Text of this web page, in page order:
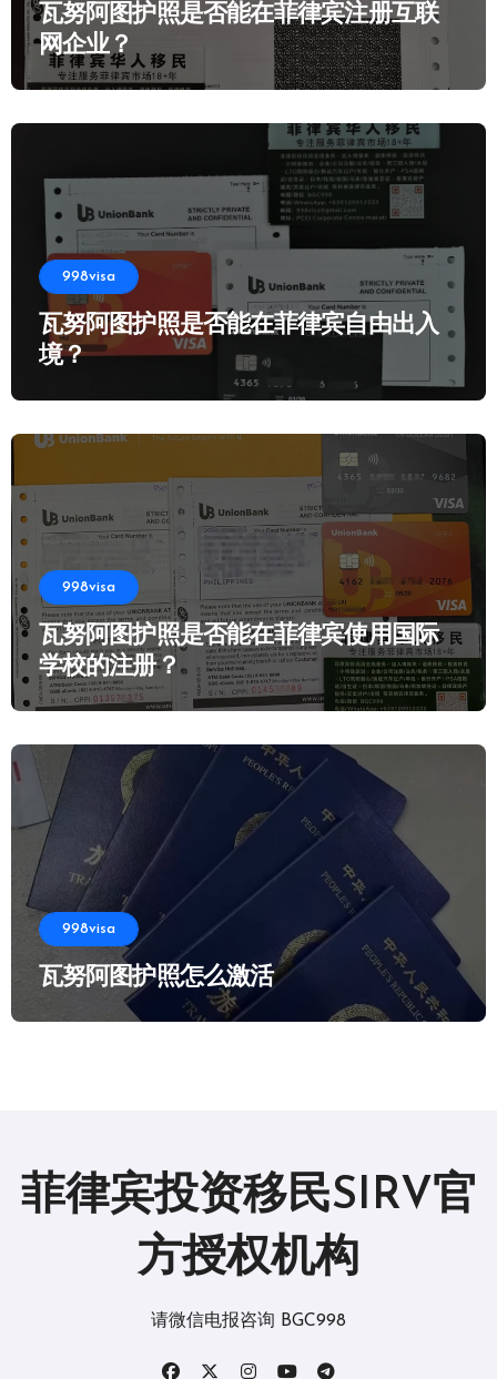
瓦努阿图护照是否能在菲律宾注册互联
网企业？
998visa
瓦努阿图护照是否能在菲律宾自由出入
境？
998visa
瓦努阿图护照是否能在菲律宾使用国际
学校的注册？
998visa
瓦努阿图护照怎么激活
菲律宾投资移民SIRV官
方授权机构
请微信电报咨询 BGC998